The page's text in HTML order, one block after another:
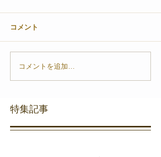
コメント
コメントを追加…
特集記事